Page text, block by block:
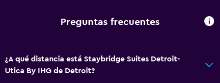
Artículos de aseo gratis
Aire acondicionado
Preguntas frecuentes
¿A qué distancia está Staybridge Suites Detroit-
Utica By IHG de Detroit?